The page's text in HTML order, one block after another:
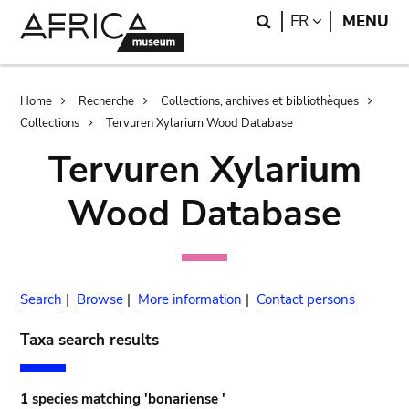
Search
FR LANGUAGE
MENU
Breadcrumb
Home Recherche
Collections, archives et bibliothèques
Collections
Tervuren Xylarium Wood Database
Tervuren Xylarium
Wood Database
Search | Browse | More information | Contact persons
Taxa search results
1 species matching 'bonariense '